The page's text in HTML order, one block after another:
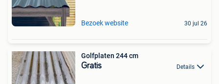
Bezoek website 30 jul 26
Golfplaten 244 cm
Gratis Details